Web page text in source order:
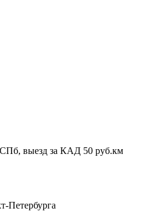
выезд за КАД 50 руб.км
Петербурга